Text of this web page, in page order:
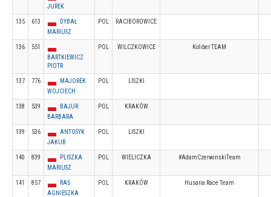
JUREK
135 613
DYBAŁ
MARIUSZ
POL RACIBOROWICE
136
551
BARTKIEWICZ
PIOTR
POL WILCZKOWICE Koliber TEAM
137 776
MAJOREK
WOJCIECH
POL LISZKI
138 539
BAJUR
BARBARA
POL KRAKÓW
139 536
ANTOSYK
JAKUB
POL LISZKI
140 839
PLISZKA
MARIUSZ
POL WIELICZKA #AdamCzerwinskiTeam
141 857
RAŚ
AGNIESZKA
POL KRAKÓW Husaria Race Team